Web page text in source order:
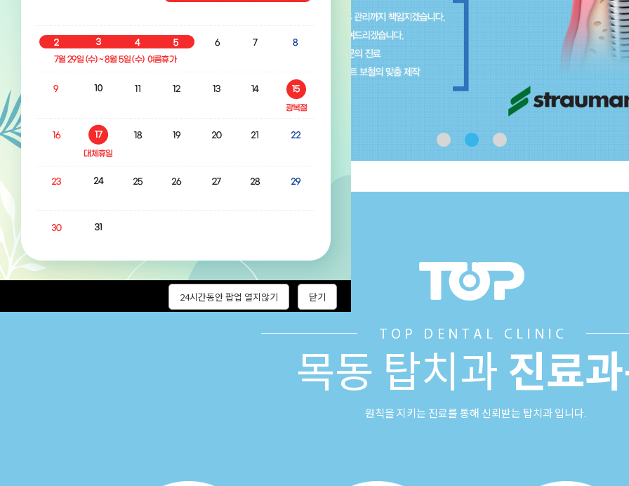
목동 탑치과 진료
원칙을 지키는 진료를 통해 신뢰받는 탑치과 입니다.